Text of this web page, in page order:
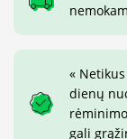
«
dienų
gali